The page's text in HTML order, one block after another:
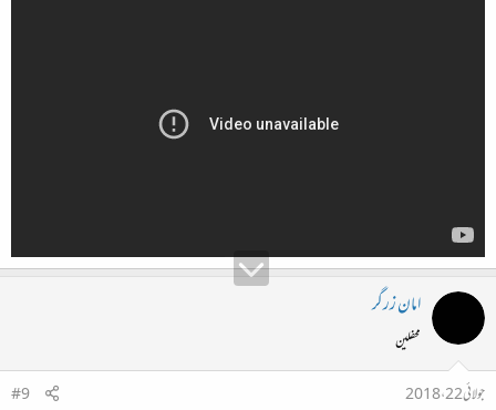
امان زرگر
محفلین
جولائی 22، 2018
#9